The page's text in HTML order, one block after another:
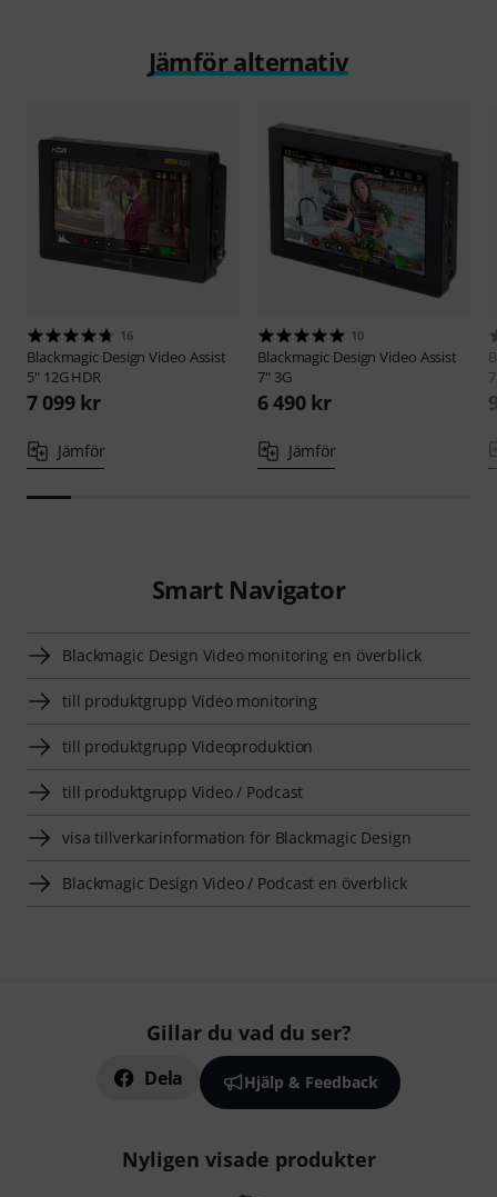
Jämför alternativ
16
Blackmagic DesignVideo Assist
5" 12G HDR
7 099 kr
Jämför
10
Blackmagic DesignVideo Assist
7" 3G
6 490 kr
Jämför
Smart Navigator
Blackmagic Design Video monitoring en överblick
till produktgrupp Video monitoring
till produktgrupp Videoproduktion
till produktgrupp Video / Podcast
visa tillverkarinformation för Blackmagic Design
Blackmagic Design Video / Podcast en överblick
Gillar du vad du ser?
Dela Hjälp & Feedback
Nyligen visade produkter